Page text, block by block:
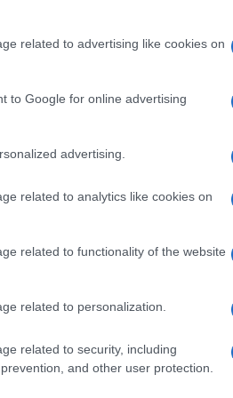
related to advertising like cookies on
to Google for online advertising
advertising.
related to analytics like cookies on
related to functionality of the website
related to personalization.
related to security, including
and other user protection.
della convivialità
esilaranti,
e
mettono in
leggerezza e
l’uso del
essere uno
culturali del
comicità, capace di